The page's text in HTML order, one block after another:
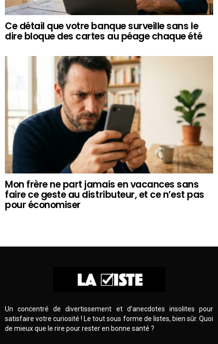
Ce détail que votre banque surveille sans le
dire bloque des cartes au péage chaque été
Mon frère ne part jamais en vacances sans
faire ce geste au distributeur, et ce n’est pas
pour économiser
Un concentré de divertissement et d’anecdotes insolites pour
satisfaire votre curiosité ! Le tout sous forme de listes, bien sûr. Quoi
de mieux que le rire pour rester en bonne santé ?